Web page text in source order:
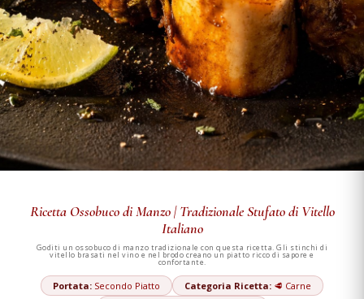
Ricetta Ossobuco di Manzo | Tradizionale Stufato di Vitello
Italiano
Goditi un ossobuco di manzo tradizionale con questa ricetta. Gli stinchi di
vitello brasati nel vino e nel brodo creano un piatto ricco di sapore e
confortante.
Portata: Secondo Piatto Categoria Ricetta: 🥩 Carne